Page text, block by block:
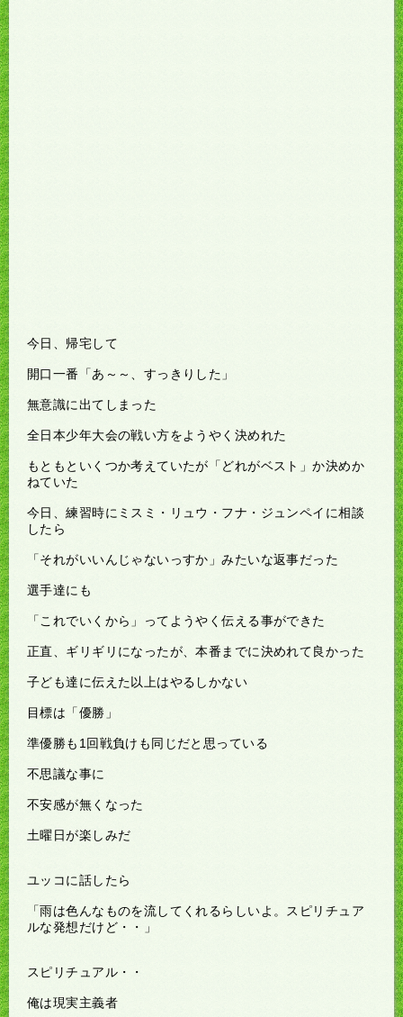
今日、帰宅して
開口一番「あ～～、すっきりした」
無意識に出てしまった
全日本少年大会の戦い方をようやく決めれた
もともといくつか考えていたが「どれがベスト」か決めか
ねていた
今日、練習時にミスミ・リュウ・フナ・ジュンペイに相談
したら
「それがいいんじゃないっすか」みたいな返事だった
選手達にも
「これでいくから」ってようやく伝える事ができた
正直、ギリギリになったが、本番までに決めれて良かった
子ども達に伝えた以上はやるしかない
目標は「優勝」
準優勝も1回戦負けも同じだと思っている
不思議な事に
不安感が無くなった
土曜日が楽しみだ
ユッコに話したら
「雨は色んなものを流してくれるらしいよ。スピリチュア
ルな発想だけど・・」
スピリチュアル・・
俺は現実主義者